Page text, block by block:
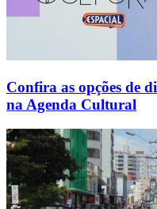
Confira as opções de
na Agenda Cultural